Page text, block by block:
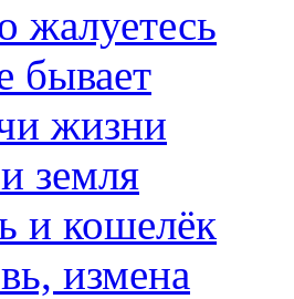
жалуетесь
бывает
жизни
земля
и кошелёк
измена